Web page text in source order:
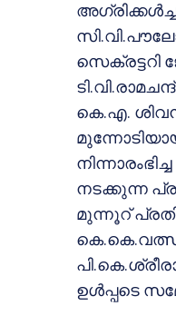
കെ.എ.
നടക്കുന്ന
മുന്നൂറ്
ഉള്‍പ്പടെ